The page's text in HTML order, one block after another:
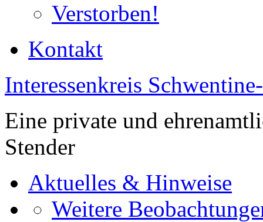
Verstorben!
Kontakt
Interessenkreis
Eine private und
Stender
Aktuelles & Hinweise
Weitere